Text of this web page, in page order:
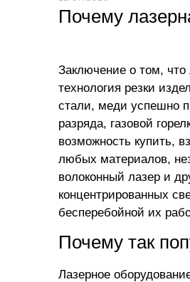
Почему
Заключение о том, что
технология резки
стали, меди успешно
разряда, газовой
возможность купить,
любых материалов,
волоконный лазер и
концентрированных
бесперебойной их
Почему так
Лазерное